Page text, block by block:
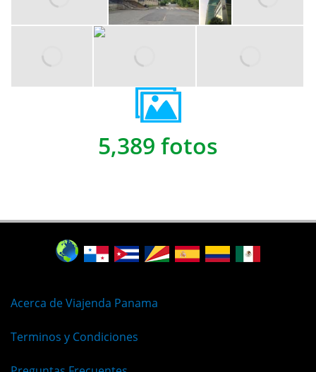
5,389 fotos
Acerca de Viajenda Panama
Terminos y Condiciones